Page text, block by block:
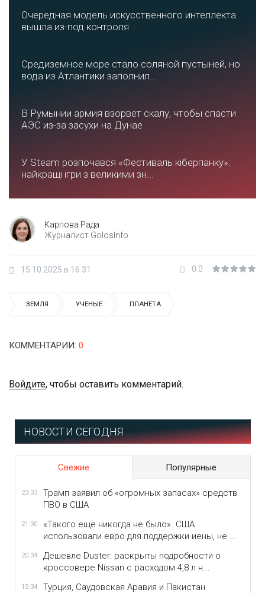
Очередная модель искусственного интеллекта
вышла из-под контроля
Средиземное море стало соляной пустыней, но
вода из Атлантики заполнил...
В Румынии армия взорвет скалу, чтобы спасти
АЭС из-за засухи на Дунае
У Steam розпочався «Фестиваль кіберпанку»:
найкращі ігри з великими зн...
Карпова Рада
Журналист GolosInfo
15.10.2025 в 16:31 0.0
ЗЕМЛЯ УЧЕНЫЕ ПЛАНЕТА
КОММЕНТАРИИ: 0
Войдите, чтобы оставить комментарий.
НОВОСТИ СЕГОДНЯ
Свежие Популярные
23:33
Трамп заявил об «огромных запасах» средств
ПВО в США
21:30
«Такого еще никогда не было». США
использовали евро для поддержки иены, не ...
20:34
Дешевле Duster: раскрыты подробности о
кроссовере Nissan с расходом 4,8 л н...
15:34
Турция, Саудовская Аравия и Пакистан